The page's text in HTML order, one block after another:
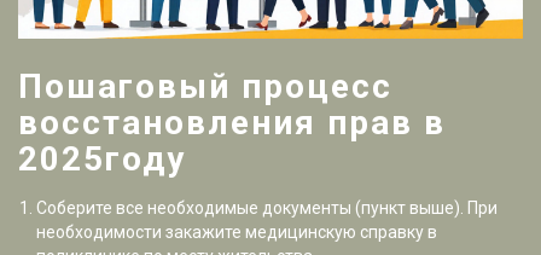
Пошаговый процесс
восстановления прав в
2025году
Соберите все необходимые документы (пункт выше). При
необходимости закажите медицинскую справку в